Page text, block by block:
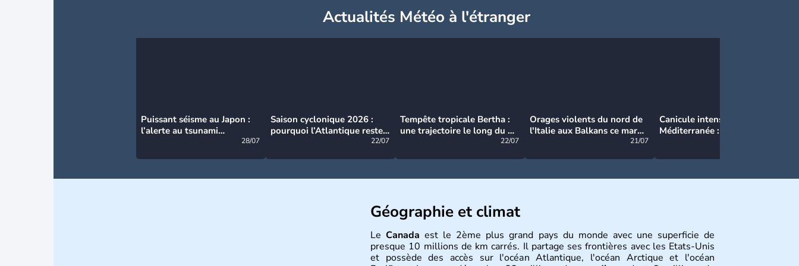
Actualités Météo à l'étranger
Puissant séisme au Japon :
l’alerte au tsunami
28/07
Saison cyclonique 2026 :
pourquoi l’Atlantique reste
22/07
Tempête tropicale Bertha :
une trajectoire le long du du
22/07
Orages violents du nord de
l'Italie aux Balkans ce mardi
21/07
Canicule intense en
Méditerranée : près de 50°C
Géographie et climat
LeCanada est le 2ème plus grand pays du monde avec une superficie de
presque 10 millions de km carrés. Il partage ses frontières avec les Etats-Unis
et possède des accès sur l'océan Atlantique, l'océan Arctique et l'océan